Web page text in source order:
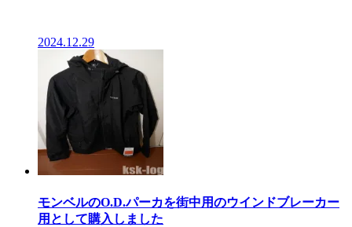
2024.12.29
モンベルのO.D.パーカを街中用のウインドブレーカー
用として購入しました